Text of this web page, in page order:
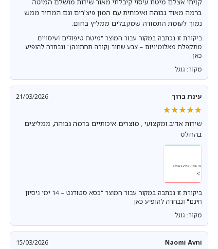
ברמה מאוד גבוהה ואיכותית עם המון פיצ'רים וגם המחיר ממש
נמוך לעומת התמורה שמקבלים ממליץ בחום.
ביקורת זו נכתבה במקור עבור המוצר "מיטת טיפולים ועיסויים
מתקפלת מאלומיניום – צבע שחור (קורה תחתונה)" ונבחרה להופיע
כאן.
מקור: גוגל
עינת ברוך 21/03/2026
★★★★★
★★★★★
שירות אדיב ומקצועי , מוצרים איכותיים ברמה גבוהה, ממליצים
בהחלט
ביקורת זו נכתבה במקור עבור המוצר "כסא סטודנט – 14 ימי ניסיון
חינם" ונבחרה להופיע כאן.
מקור: גוגל
Naomi Avni
15/03/2026